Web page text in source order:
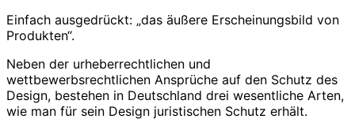
Einfach ausgedrückt: „das äußere Erscheinungsbild von
Produkten“.
Neben der urheberrechtlichen und
wettbewerbsrechtlichen Ansprüche auf den Schutz des
Design, bestehen in Deutschland drei wesentliche Arten,
wie man für sein Design juristischen Schutz erhält.